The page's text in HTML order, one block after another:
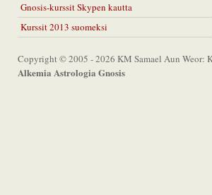
Gnosis-kurssit Skypen kautta
Kurssit 2013 suomeksi
Copyright © 2005 - 2026 KM Samael Aun
Alkemia Astrologia Gnosis